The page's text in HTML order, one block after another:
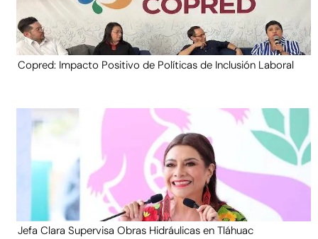
Copred: Impacto Positivo de Políticas de Inclusión Laboral
Jefa Clara Supervisa Obras Hidráulicas en Tláhuac